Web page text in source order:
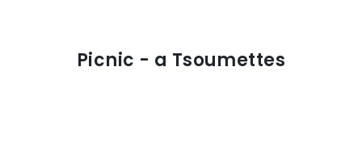
Picnic - a Tsoumettes